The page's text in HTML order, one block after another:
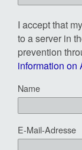
I accept that
to a server in
prevention
information on
Name
E-Mail-Adresse